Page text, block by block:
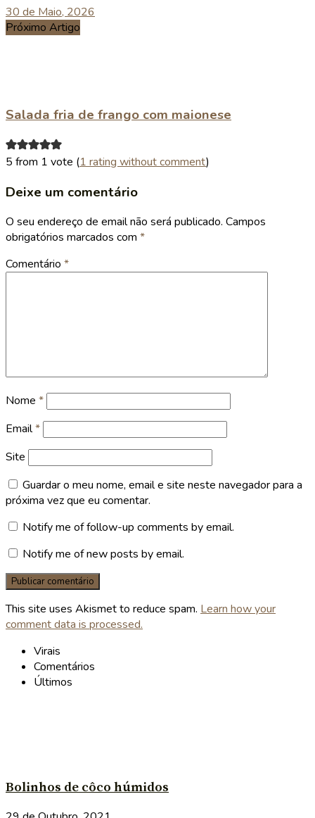
30 de Maio, 2026
Próximo Artigo
Salada fria de frango com maionese
5 from 1 vote (1 rating without comment)
Deixe um comentário
O seu endereço de email não será publicado. Campos
obrigatórios marcados com *
Comentário *
Nome *
Email*
Site
Guardar o meu nome, email e site neste navegador para a
próxima vez que eu comentar.
Notify me of follow-up comments by email.
Notify me of new posts by email.
This site uses Akismet to reduce spam. Learn how your
comment data is processed.
Virais
Comentários
Últimos
Bolinhos de côco húmidos